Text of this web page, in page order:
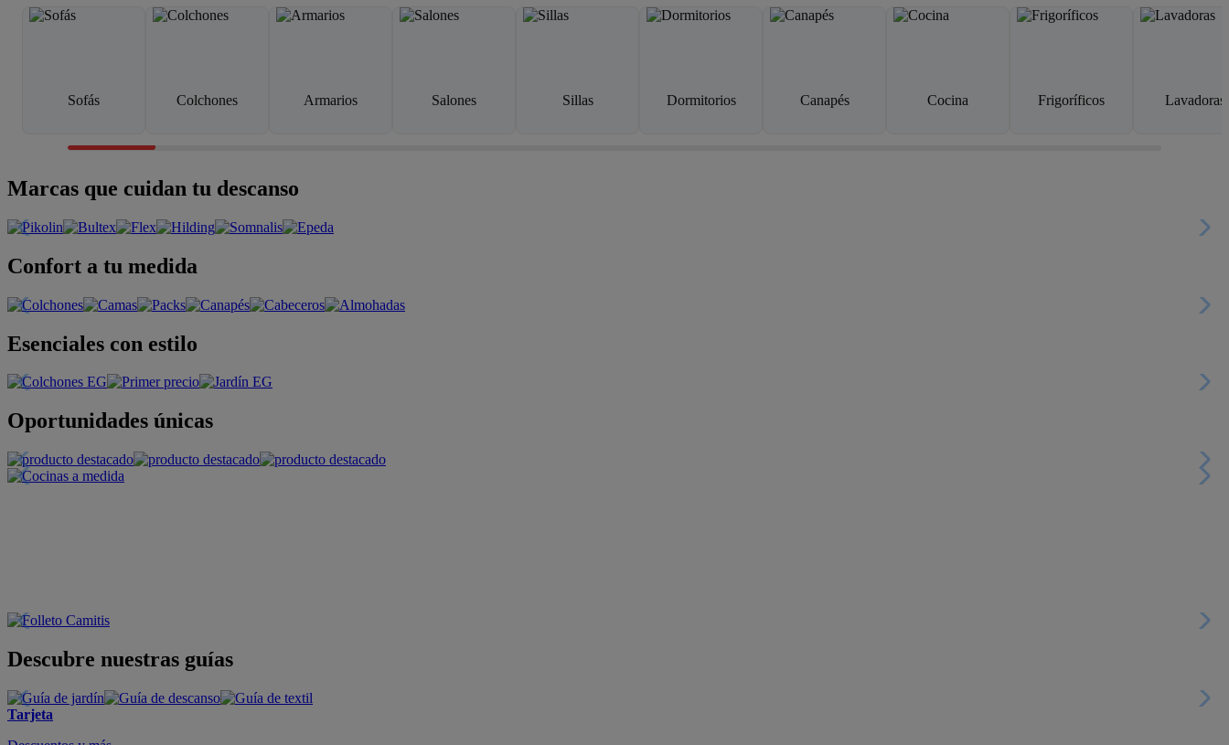
Sofás Colchones Armarios Salones Sillas Dormitorios Canapés Cocina Frigoríficos Lavadoras
Marcas que cuidan tu descanso
Confort a tu medida
Esenciales con estilo
Oportunidades únicas
Descubre nuestras guías
Tarjeta